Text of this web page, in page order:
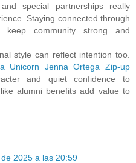
special partnerships really
Staying connected through
community strong and
style can reflect intention too.
Unicorn Jenna Ortega Zip‑up
and quiet confidence to
alumni benefits add value to
2025 a las 20:59